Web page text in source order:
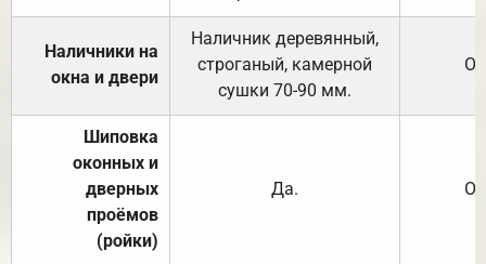
Наличники на
окна и двери
Наличник деревянный,
строганый, камерной
сушки 70-90 мм.
Шиповка
оконных и
дверных
проёмов
(ройки)
Да.